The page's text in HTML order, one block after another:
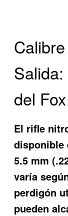
del
El rifle
disponible
5.5 mm
varía
perdigón
pueden